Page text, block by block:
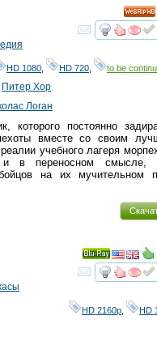
HD
HD 1080 HD 720 to be
Питер Хор
Логан
которого постоянно
вместе со своим
учебного лагеря
в переносном смысле,
на их мучительном
Ray
HD 2160р HD